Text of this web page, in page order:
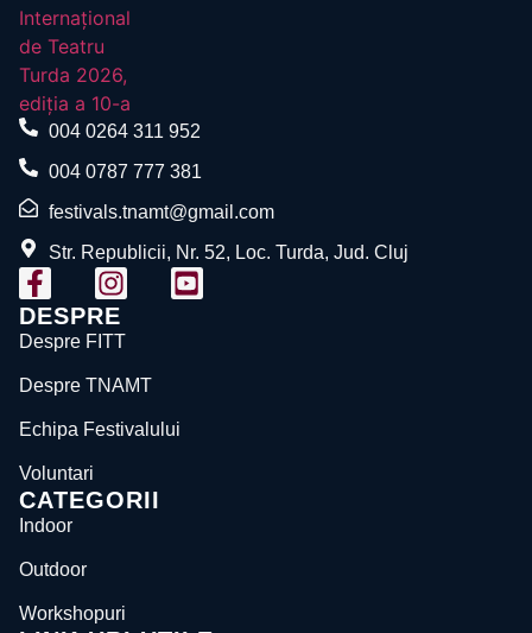
004 0264 311 952
004 0787 777 381
festivals.tnamt@gmail.com
Str. Republicii, Nr. 52, Loc. Turda, Jud. Cluj
DESPRE
Despre FITT
Despre TNAMT
Echipa Festivalului
Voluntari
CATEGORII
Indoor
Outdoor
Workshopuri